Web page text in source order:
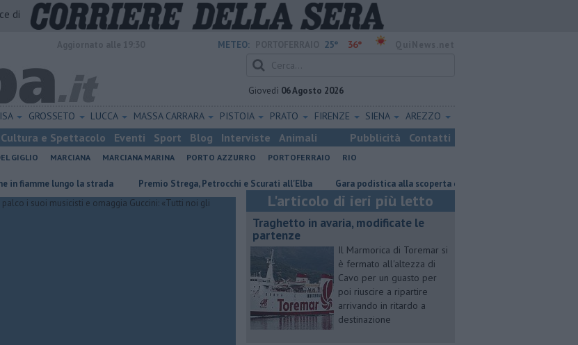
di
METEO: 25° 36°
Giovedì 06 Agosto 2026
GROSSETO LUCCA MASSA CARRARA PISTOIA PRATO FIRENZE SIENA AREZZO
Cultura e Spettacolo Eventi Sport Blog Interviste Animali Pubblicità Contatti
GIGLIO MARCIANA MARCIANA MARINA PORTO AZZURRO PORTOFERRAIO RIO
lungo la strada Premio Strega, Petrocchi e Scurati all'Elba Gara podistica alla scoperta delle isole toscane
L'articolo di ieri più letto
Traghetto in avaria, modificate le
partenze
Il Marmorica di Toremar si
è fermato all'altezza di
Cavo per un guasto per
poi riuscire a ripartire
arrivando in ritardo a
destinazione